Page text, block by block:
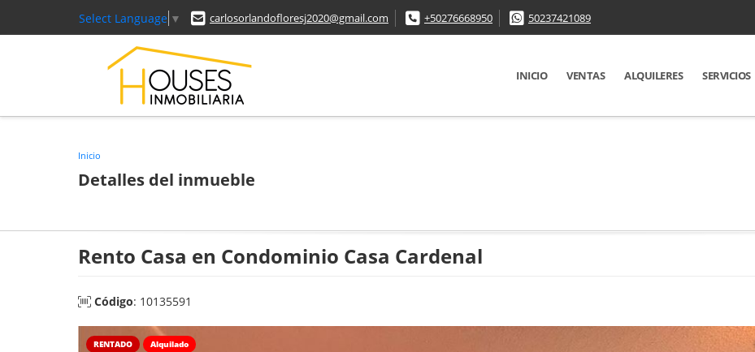
Select Language ▼ carlosorlandofloresj2020@gmail.com +50276668950 50237421089
INICIO VENTAS ALQUILERES SERVICIOS
Inicio
Detalles del inmueble
Rento Casa en Condominio Casa Cardenal
Código: 10135591
RENTADO Alquilado